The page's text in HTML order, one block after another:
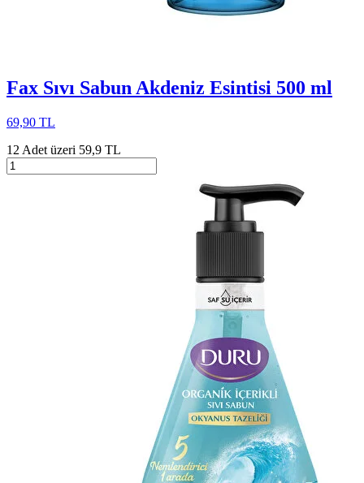
Fax Sıvı Sabun Akdeniz Esintisi 500 ml
69,90 TL
12 Adet üzeri 59,9 TL